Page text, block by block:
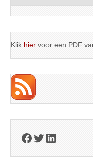
Klik hier voor een PDF
Facebook
Twitter
LinkedIn